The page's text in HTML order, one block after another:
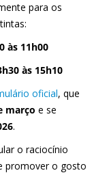
para os
às 11h00
às 15h10
oficial, que
março e se
.
o raciocínio
promover o gosto